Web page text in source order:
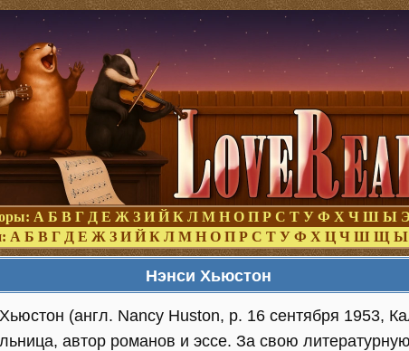
А Б В Г Д Е Ж З И Й К Л М Н О П Р С Т У Ф Х Ч Ш Ы Э
А Б В Г Д Е Ж З И Й К Л М Н О П Р С Т У Ф Х Ц Ч Ш Щ Ы
Нэнси Хьюстон
(англ. Nancy Huston, р. 16 сентября 1953,
автор романов и эссе. За свою